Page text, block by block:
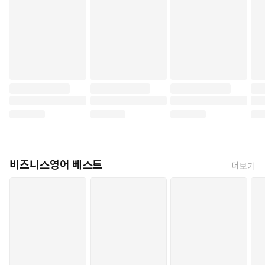
비즈니스영어 베스트 더보기